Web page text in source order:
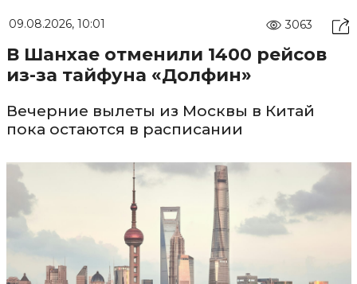
09.08.2026, 10:01 3063
В Шанхае отменили 1400 рейсов
из-за тайфуна «Долфин»
Вечерние вылеты из Москвы в Китай
пока остаются в расписании